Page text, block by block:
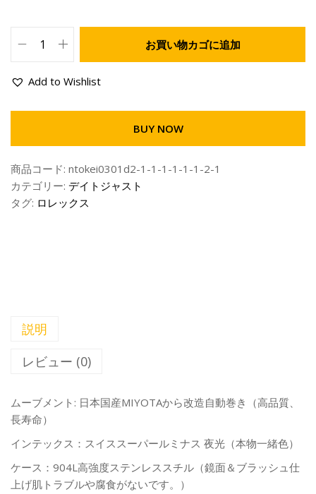
お買い物カゴに追加
Add to Wishlist
BUY NOW
商品コード: ntokei0301d2-1-1-1-1-1-1-2-1
カテゴリー: デイトジャスト
タグ: ロレックス
説明
レビュー (0)
ムーブメント: 日本国産MIYOTAから改造自動巻き（高品質、
長寿命）
インテックス：スイススーパールミナス 夜光（本物一緒色）
ケース：904L高強度ステンレススチル（鏡面＆ブラッシュ仕
上げ肌トラブルや腐食がないです。）